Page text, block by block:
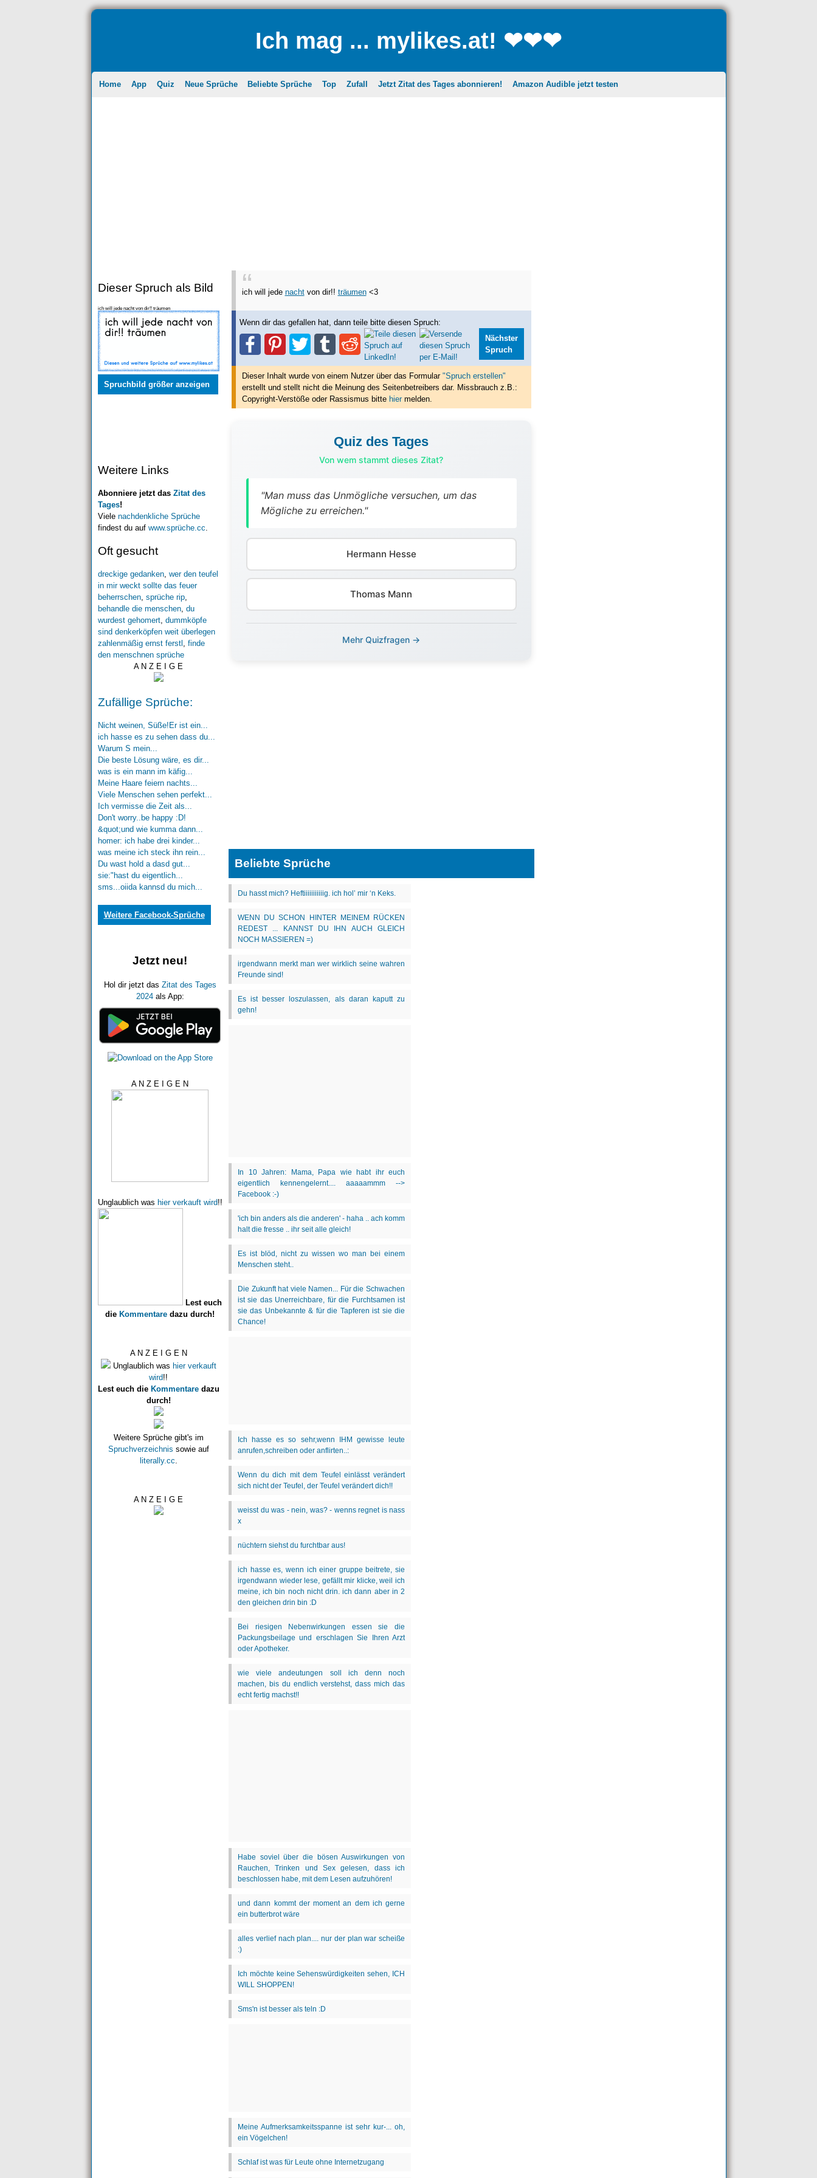
Ich mag ... mylikes.at! ❤❤❤
Home App Quiz Neue Sprüche Beliebte Sprüche Top Zufall Jetzt Zitat des Tages abonnieren! Amazon Audible jetzt testen
Dieser Spruch als Bild
ich will jede nacht von dir!! träumen
Spruchbild größer anzeigen
Weitere Links
Abonniere jetzt das Zitat des
Tages!
Viele nachdenkliche Sprüche
findest du auf www.sprüche.cc
Oft gesucht
dreckige gedanken, wer den teufel
in mir weckt sollte das feuer
beherrschen, sprüche rip,
behandle die menschen, du
wurdest gehomert, dummköpfe
sind denkerköpfen weit überlegen
zahlenmäßig ernst ferstl , finde
den menschnen sprüche
A N Z E I G E
Zufällige Sprüche:
Nicht weinen, Süße!Er ist ein...
ich hasse es zu sehen dass du...
Warum S mein...
Die beste Lösung wäre, es dir...
was is ein mann im käfig...
Meine Haare feiern nachts...
Viele Menschen sehen perfekt...
Ich vermisse die Zeit als...
Don't worry..be happy :D!
&quot;und wie kumma dann...
homer: ich habe drei kinder...
was meine ich steck ihn rein...
Du wast hold a dasd gut...
sie:"hast du eigentlich...
sms...oiida kannsd du mich...
Weitere Facebook-Sprüche
Jetzt neu!
Hol dir jetzt das Zitat des Tages
2024als App:
A N Z E I G E N
Unglaublich was hier verkauft wird!!
Lest euch
die Kommentare dazu durch!
A N Z E I G E N
Unglaublich was hier verkauft
wird!!
Lest euch die Kommentaredazu
durch!
Weitere Sprüche gibt's im
Spruchverzeichnis sowie auf
literally.cc
A N Z E I G E
ich will jede nachtvon dir!! träumen<3
Wenn dir das gefallen hat, dann teile bitte diesen Spruch:
Nächster
Spruch
Dieser Inhalt wurde von einem Nutzer über das Formular "Spruch erstellen"
erstelltund stellt nicht die Meinung des Seitenbetreibers dar. Missbrauch z.B.:
Copyright-Verstöße oder Rassismus bitte hiermelden.
Quiz des Tages
Von wem stammt dieses Zitat?
"Man muss das Unmögliche versuchen, um das
Mögliche zu erreichen."
Hermann Hesse
Thomas Mann
Mehr Quizfragen →
Beliebte Sprüche